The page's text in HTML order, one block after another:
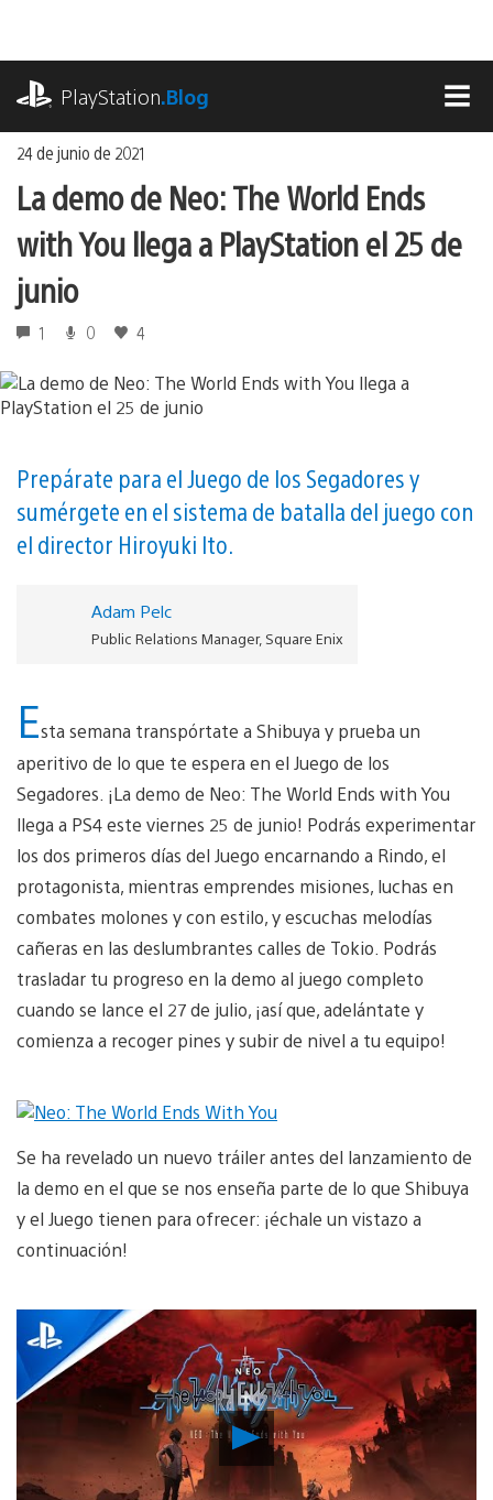
contenido
PlayStation.Blog
24 de junio de 2021
La demo de Neo: The World Ends
with You llega a PlayStation el 25 de
junio
1 0 4
Prepárate para el Juego de los Segadores y
sumérgete en el sistema de batalla del juego con
el director Hiroyuki Ito.
Adam Pelc
Public Relations Manager, Square Enix
Esta semana transpórtate a Shibuya y prueba un
aperitivo de lo que te espera en el Juego de los
Segadores. ¡La demo de Neo: The World Ends with You
llega a PS4 este viernes 25 de junio! Podrás experimentar
los dos primeros días del Juego encarnando a Rindo, el
protagonista, mientras emprendes misiones, luchas en
combates molones y con estilo, y escuchas melodías
cañeras en las deslumbrantes calles de Tokio. Podrás
trasladar tu progreso en la demo al juego completo
cuando se lance el 27 de julio, ¡así que, adelántate y
comienza a recoger pines y subir de nivel a tu equipo!
Se ha revelado un nuevo tráiler antes del lanzamiento de
la demo en el que se nos enseña parte de lo que Shibuya
y el Juego tienen para ofrecer: ¡échale un vistazo a
continuación!
Reproducir
vídeo